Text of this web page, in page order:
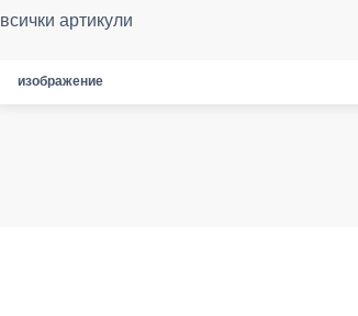
всички артикули
изображение